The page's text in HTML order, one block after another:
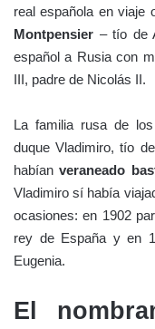
real española en viaje
Montpensier – tío de
español a Rusia con
III, padre de Nicolás II.
La familia rusa de los
duque Vladimiro, tío
habíanveraneado
Vladimiro sí había
ocasiones: en 1902
rey de España y en
Eugenia.
El